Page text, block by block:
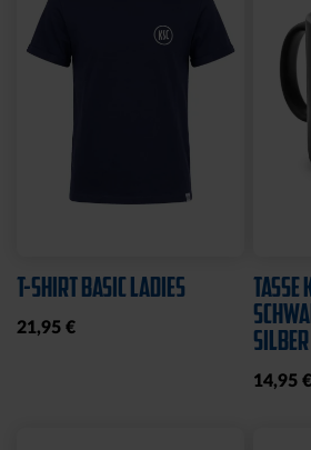
T-SHIRT BASIC LADIES
21,95 €
TASSE
SILBER
14,95 €